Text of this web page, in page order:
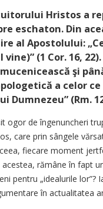
Hristos a
eschaton. Din
al Apostolului:
vine)” (1 Cor. 16,
şi
a celor
Dumnezeu” (Rm.
ogor de îngenuncheri
care prin sângele
fiecare moment
acestea, rămâne în fapt
pentru „idealurile
în actualitatea